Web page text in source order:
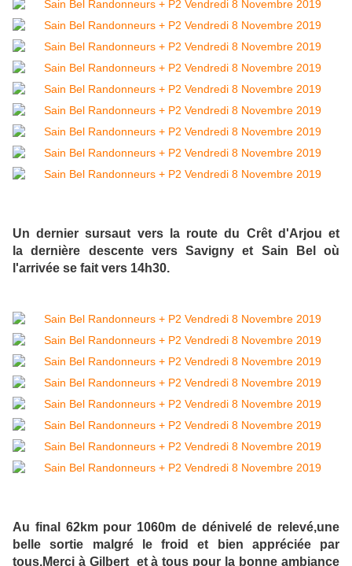
Un dernier sursaut vers la route du Crêt d'Arjou et
la dernière descente vers Savigny et Sain Bel où
l'arrivée se fait vers 14h30.
Au final 62km pour 1060m de dénivelé de relevé,une
belle sortie malgré le froid et bien appréciée par
tous.Merci à Gilbert et à tous pour la bonne ambiance